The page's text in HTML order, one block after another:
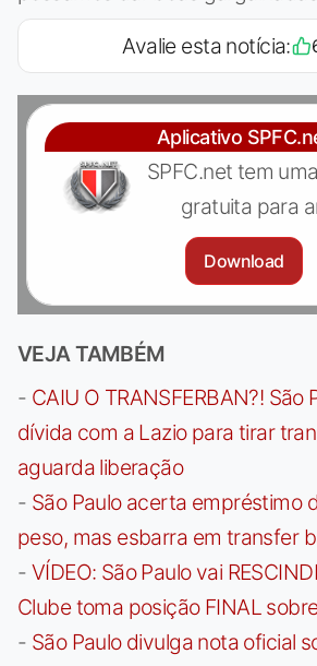
Avalie esta notícia:
Aplicativo
SPFC.net tem
gratuita para
Download
VEJA TAMBÉM
- CAIU O TRANSFERBAN?! São
dívida com a Lazio para tirar
aguarda liberação
- São Paulo acerta empréstimo
peso, mas esbarra em transfer
- VÍDEO: São Paulo vai
Clube toma posição FINAL
- São Paulo divulga nota oficial